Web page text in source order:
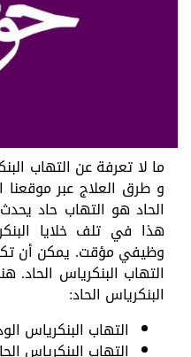
ما لا تعرفة عن التهاب
و طرق العلاج عبر موقعنا
الحاد هو التهاب حاد
هذا في تلف خلايا
وظيفي مؤقت. يمكن أن
التهاب البنكرياس الحاد.
البنكرياس الحاد:
التهاب البنكرياس
التهاب البنكرياس